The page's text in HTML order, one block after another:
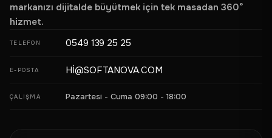
markanızı dijitalde büyütmek için tek masadan 360°
hizmet.
TELEFON 0549 139 25 25
E-POSTA HI@SOFTANOVA.COM
ÇALIŞMA Pazartesi - Cuma 09:00 - 18:00